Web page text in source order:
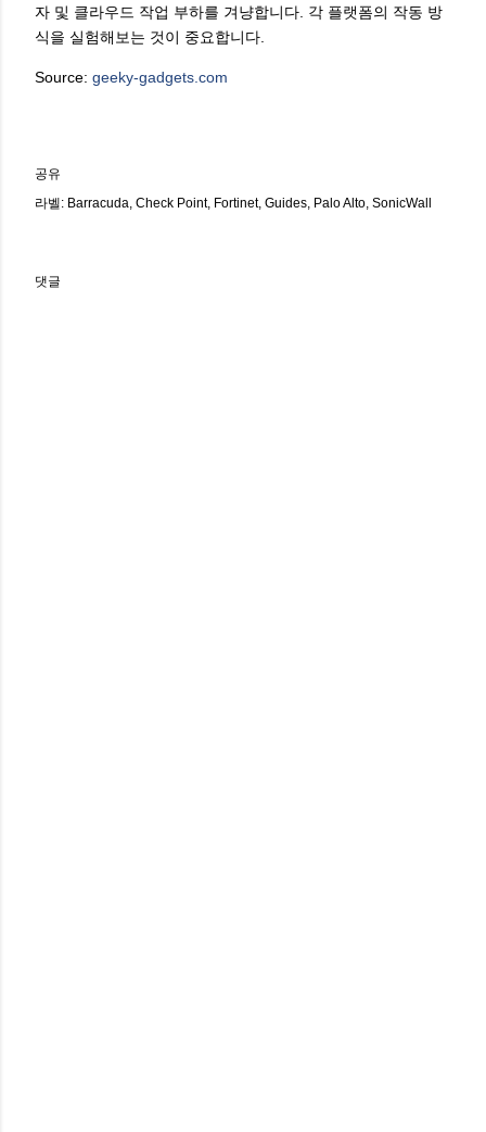
자 및 클라우드 작업 부하를 겨냥합니다. 각 플랫폼의 작동 방
식을 실험해보는 것이 중요합니다.
Source: geeky-gadgets.com
공유
라벨: Barracuda Check Point Fortinet Guides Palo Alto SonicWall
댓글